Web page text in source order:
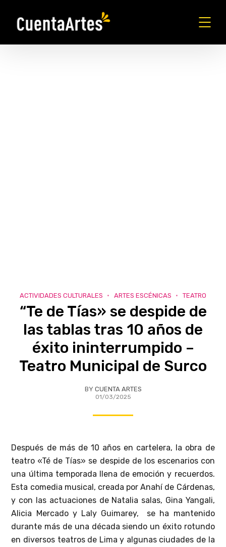
ACTIVIDADES CULTURALES ARTES ESCÉNICAS TEATRO
“Te de Tías» se despide de
las tablas tras 10 años de
éxito ininterrumpido –
Teatro Municipal de Surco
BY CUENTA ARTES
01/03/2025
Después de más de 10 años en cartelera, la obra de
teatro «Té de Tías» se despide de los escenarios con
una última temporada llena de emoción y recuerdos.
Esta comedia musical, creada por Anahí de Cárdenas,
y con las actuaciones de Natalia salas, Gina Yangali,
Alicia Mercado y Laly Guimarey, se ha mantenido
durante más de una década siendo un éxito rotundo
en diversos teatros de Lima y algunas ciudades de la